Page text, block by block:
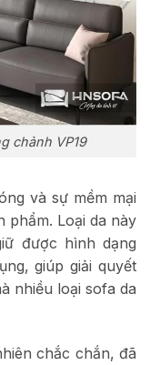
chảnh VP19
và sự mềm mại
phẩm. Loại da này
được hình dạng
giúp giải quyết
nhiều loại sofa da
chắc chắn, đã